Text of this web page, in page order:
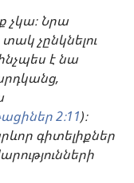
չկա։ Նրա
չընկնելու
է նա
2։11)։
գիտելիքներ